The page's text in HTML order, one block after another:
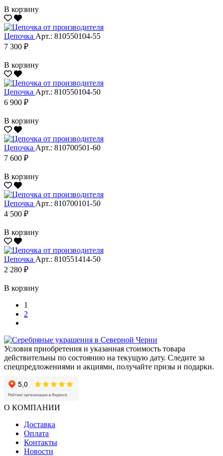
В корзину
Цепочка Арт.: 810550104-55
7 300 ₽
В корзину
Цепочка Арт.: 810550104-50
6 900 ₽
В корзину
Цепочка Арт.: 810700501-60
7 600 ₽
В корзину
Цепочка Арт.: 810700101-50
4 500 ₽
В корзину
Цепочка Арт.: 810551414-50
2 280 ₽
В корзину
1
2
Условия приобретения и указанная стоимость товара
действительны по состоянию на текущую дату. Следите за
спецпредложениями и акциями, получайте призы и подарки.
О КОМПАНИИ
Доставка
Оплата
Контакты
Новости